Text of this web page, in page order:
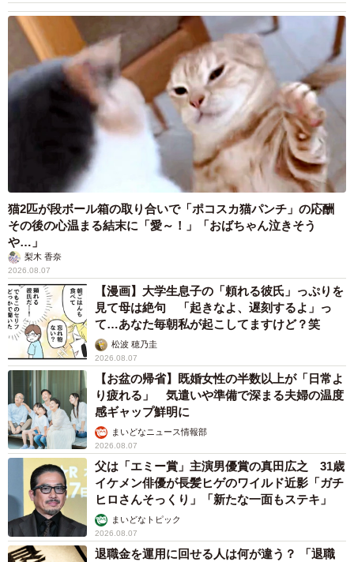
猫2匹が段ボール箱の取り合いで「ポコスカ猫パンチ」の応酬
その後の心温まる結末に「愛～！」「おばちゃん泣きそう
や…」
梨木 香奈
2026.08.07
【漫画】大学生息子の「頼れる彼氏」っぷりを
見て母は絶句 「起きなよ、遅刻するよ」っ
て…あなた毎朝私が起こしてますけど？笑
松波 穂乃圭
2026.08.07
【お盆の帰省】既婚女性の半数以上が「日常よ
り疲れる」 気遣いや準備で深まる夫婦の温度
感ギャップ鮮明に
まいどなニュース情報部
2026.08.07
父は「エミー賞」主演男優賞の真田広之 31歳
イケメン俳優が長髪ヒゲのワイルド近影「ガチ
ヒロさんそっくり」「新たな一面もステキ」
まいどなトピック
2026.08.07
退職金を運用に回せる人は何が違う？ 「退職